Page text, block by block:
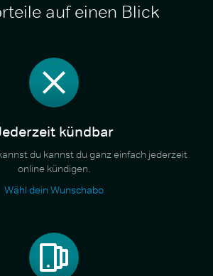
auf einen Blick
kündbar
du kannst du ganz einfach jederzeit
online kündigen.
Wähl dein Wunschabo